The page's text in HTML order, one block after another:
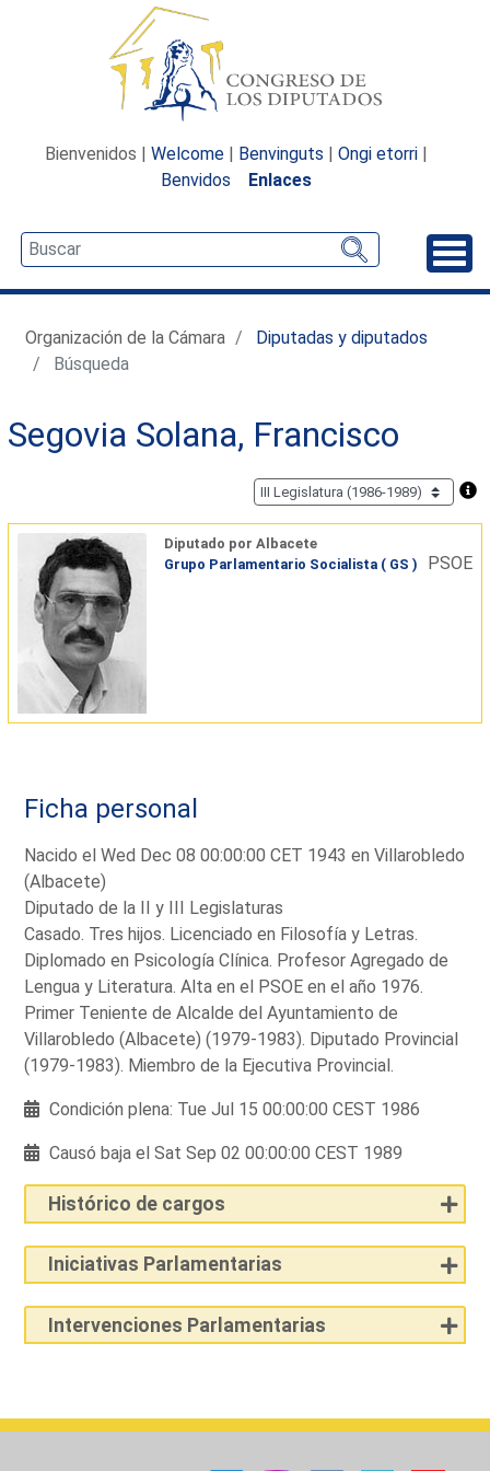
Bienvenidos | Welcome | Benvinguts | Ongi etorri |
Benvidos
Enlaces
Organización de la Cámara
Diputadas y diputados
Búsqueda
Segovia Solana, Francisco
Diputado por Albacete
Grupo Parlamentario Socialista ( GS )
PSOE
Ficha personal
Nacido el Wed Dec 08 00:00:00 CET 1943 en Villarobledo
(Albacete)
Diputado de la II y III Legislaturas
Casado. Tres hijos. Licenciado en Filosofía y Letras.
Diplomado en Psicología Clínica. Profesor Agregado de
Lengua y Literatura. Alta en el PSOE en el año 1976.
Primer Teniente de Alcalde del Ayuntamiento de
Villarobledo (Albacete) (1979-1983). Diputado Provincial
(1979-1983). Miembro de la Ejecutiva Provincial.
Condición plena: Tue Jul 15 00:00:00 CEST 1986
Causó baja el Sat Sep 02 00:00:00 CEST 1989
Histórico de cargos
Iniciativas Parlamentarias
Intervenciones Parlamentarias